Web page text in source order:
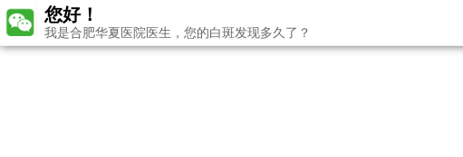
您好！
我是合肥华夏医院医生，您的白斑发现多久了？